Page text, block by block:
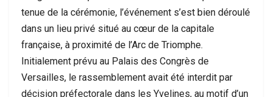
tenue de la cérémonie, l’événement s’est bien déroulé
dans un lieu privé situé au cœur de la capitale
française, à proximité de l’Arc de Triomphe.
Initialement prévu au Palais des Congrès de
Versailles, le rassemblement avait été interdit par
décision préfectorale dans les Yvelines, au motif d’un